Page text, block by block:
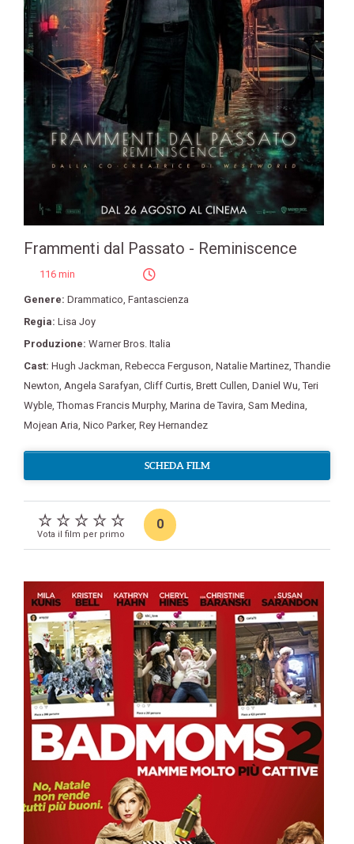
Frammenti dal Passato - Reminiscence
116 min
Genere: Drammatico Fantascienza
Regia: Lisa Joy
Produzione: Warner Bros. Italia
Cast: Hugh Jackman Rebecca Ferguson Natalie Martinez ,Thandie
Newton Angela Sarafyan Cliff Curtis Brett Cullen Daniel Wu ,Teri
Wyble ,Thomas Francis Murphy, Marina de Tavira Sam Medina
Mojean Aria Nico Parker, Rey Hernandez
SCHEDA FILM
Vota il film per primo
0